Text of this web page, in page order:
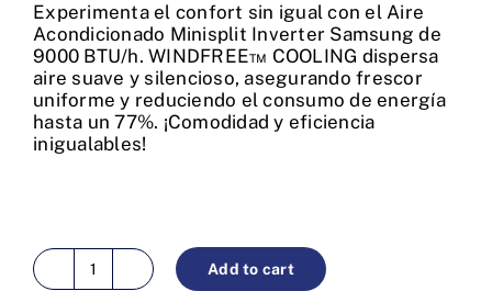
Experimenta el confort sin igual con el Aire
Acondicionado Minisplit Inverter Samsung de
9000 BTU/h. WINDFREE™ COOLING dispersa
aire suave y silencioso, asegurando frescor
uniforme y reduciendo el consumo de energía
hasta un 77%. ¡Comodidad y eficiencia
inigualables!
Aire
Add to cart